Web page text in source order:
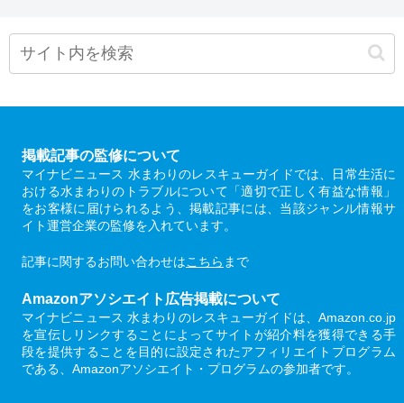
掲載記事の監修について
マイナビニュース 水まわりのレスキューガイドでは、日常生活に
おける水まわりのトラブルについて「適切で正しく有益な情報」
をお客様に届けられるよう、掲載記事には、当該ジャンル情報サ
イト運営企業の監修を入れています。
記事に関するお問い合わせはこちら まで
Amazonアソシエイト広告掲載について
マイナビニュース 水まわりのレスキューガイドは、Amazon.co.jp
を宣伝しリンクすることによってサイトが紹介料を獲得できる手
段を提供することを目的に設定されたアフィリエイトプログラム
である、Amazonアソシエイト・プログラムの参加者です。